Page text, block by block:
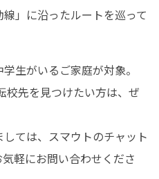
」に沿ったルートを巡って
生がいるご家庭が対象。
校先を見つけたい方は、ぜ
ては、スマウトのチャット
軽にお問い合わせくださ